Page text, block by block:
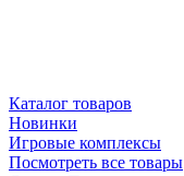
Каталог товаров
Новинки
Игровые комплексы
Посмотреть все товары